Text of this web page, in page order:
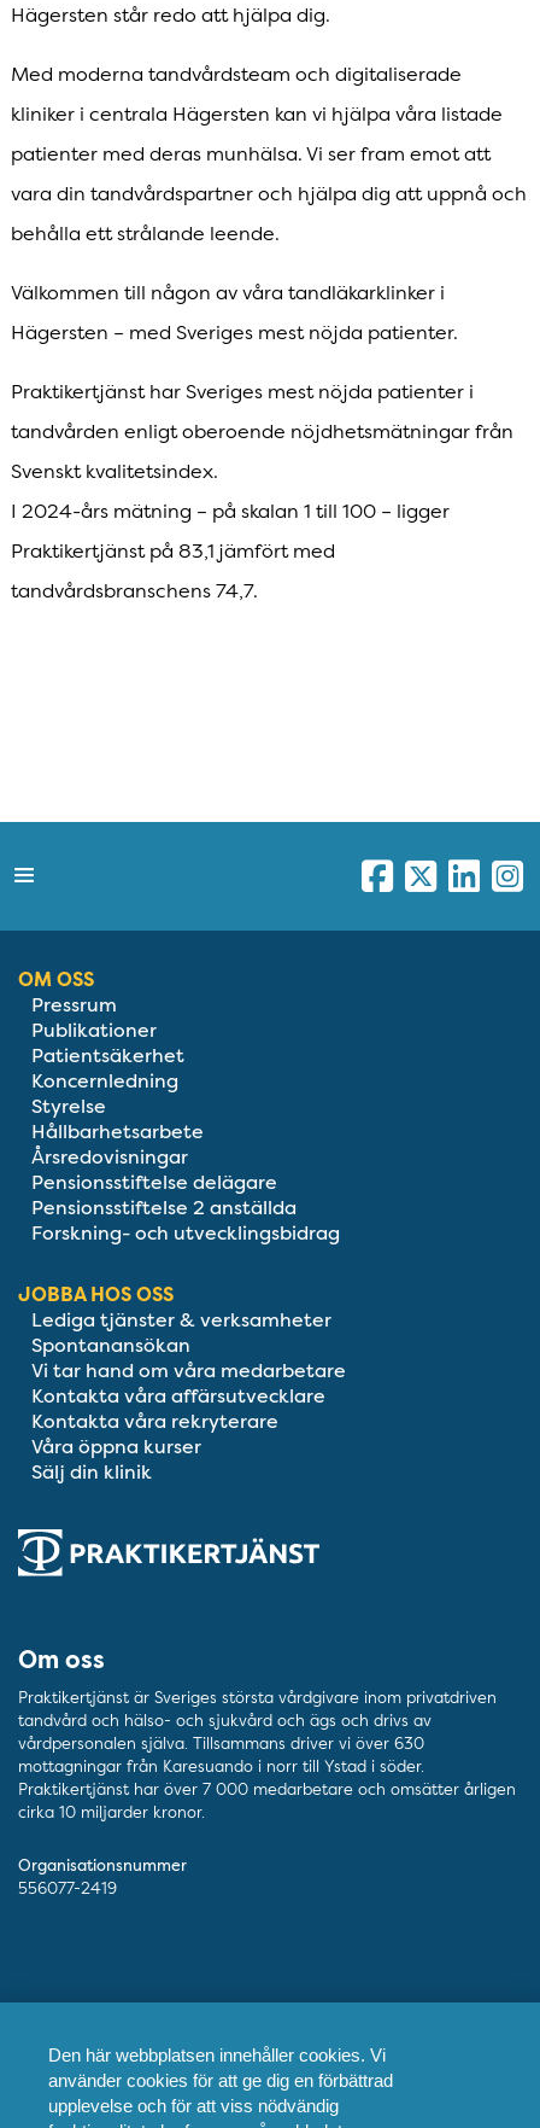
Den här webbplatsen innehåller cookies. Vi
använder cookies för att ge dig en förbättrad
upplevelse och för att viss nödvändig
Hägersten står redo att hjälpa dig.
Med moderna tandvårdsteam och digitaliserade
kliniker i centrala Hägersten kan vi hjälpa våra listade
patienter med deras munhälsa. Vi ser fram emot att
vara din tandvårdspartner och hjälpa dig att uppnå och
behålla ett strålande leende.
Välkommen till någon av våra tandläkarklinker i
Hägersten – med Sveriges mest nöjda patienter.
Praktikertjänst har Sveriges mest nöjda patienter i
tandvården enligt oberoende nöjdhetsmätningar från
Svenskt kvalitetsindex.
I 2024-års mätning – på skalan 1 till 100 – ligger
Praktikertjänst på 83,1 jämfört med
tandvårdsbranschens 74,7.
OM OSS
Pressrum
Publikationer
Patientsäkerhet
Koncernledning
Styrelse
Hållbarhetsarbete
Årsredovisningar
Pensionsstiftelse delägare
Pensionsstiftelse 2 anställda
Forskning- och utvecklingsbidrag
JOBBA HOS OSS
Lediga tjänster & verksamheter
Spontanansökan
Vi tar hand om våra medarbetare
Kontakta våra affärsutvecklare
Kontakta våra rekryterare
Våra öppna kurser
Sälj din klinik
Om oss
Praktikertjänst är Sveriges största vårdgivare inom privatdriven
tandvård och hälso- och sjukvård och ägs och drivs av
vårdpersonalen själva. Tillsammans driver vi över 630
mottagningar från Karesuando i norr till Ystad i söder.
Praktikertjänst har över 7 000 medarbetare och omsätter årligen
cirka 10 miljarder kronor.
Organisationsnummer
556077-2419
Telefon
010-128 00 00 (växel)